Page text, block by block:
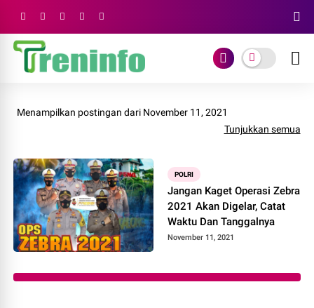
Menampilkan postingan dari November 11, 2021
Tunjukkan semua
POLRI
Jangan Kaget Operasi Zebra
2021 Akan Digelar, Catat
Waktu Dan Tanggalnya
November 11, 2021